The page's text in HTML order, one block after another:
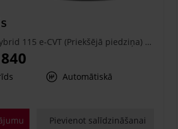
Active Plus 1.5 Hybrid 115 e-CVT (Priekšējā piedziņa) (68 kW)
Automātiskā
Pievienot salīdzināšanai